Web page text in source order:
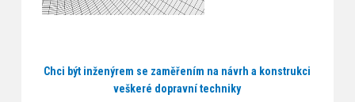
Chci být inženýrem se zaměřením na návrh a konstrukci
veškeré dopravní techniky